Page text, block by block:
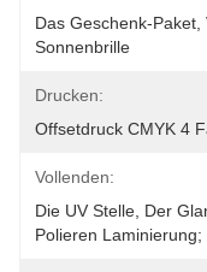
Das Geschenk-Paket,
Sonnenbrille
Drucken:
Offsetdruck CMYK 4
Vollenden:
Die UV Stelle, Der
Polieren